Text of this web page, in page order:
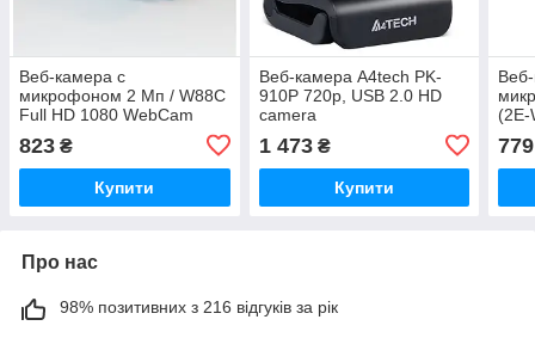
Веб-камера с
микрофоном 2 Мп / W88C
Full HD 1080 WebCam
823 ₴
Купити
Веб-камера A4tech PK-
910P 720p, USB 2.0 HD
camera
1 473₴
Купити
(2E-
779
Про нас
98% позитивних з 216 відгуків за рік